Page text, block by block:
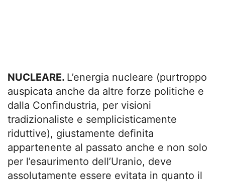
NUCLEARE. L’energia nucleare (purtroppo
auspicata anche da altre forze politiche e
dalla Confindustria, per visioni
tradizionaliste e semplicisticamente
riduttive), giustamente definita
appartenente al passato anche e non solo
per l’esaurimento dell’Uranio, deve
assolutamente essere evitata in quanto il